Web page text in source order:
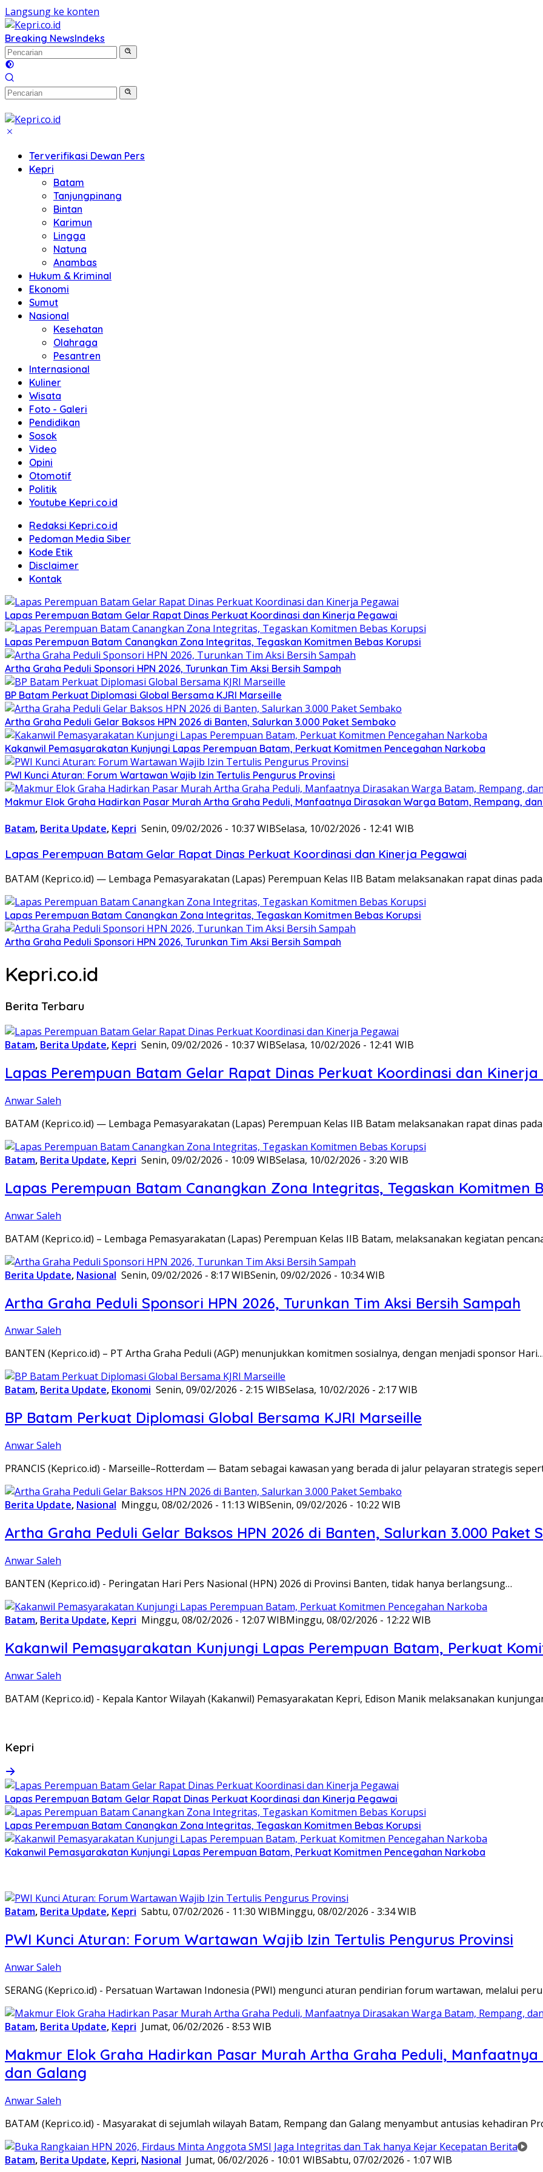
Langsung ke konten
Breaking NewsIndeks
Terverifikasi Dewan Pers
Kepri
Batam
Tanjungpinang
Bintan
Karimun
Lingga
Natuna
Anambas
Hukum & Kriminal
Ekonomi
Sumut
Nasional
Kesehatan
Olahraga
Pesantren
Internasional
Kuliner
Wisata
Foto - Galeri
Pendidikan
Sosok
Video
Opini
Otomotif
Politik
Youtube Kepri.co.id
Redaksi Kepri.co.id
Pedoman Media Siber
Kode Etik
Disclaimer
Kontak
Lapas Perempuan Batam Gelar Rapat Dinas Perkuat Koordinasi dan Kinerja Pegawai
Lapas Perempuan Batam Canangkan Zona Integritas, Tegaskan Komitmen Bebas Korupsi
Artha Graha Peduli Sponsori HPN 2026, Turunkan Tim Aksi Bersih Sampah
BP Batam Perkuat Diplomasi Global Bersama KJRI Marseille
Artha Graha Peduli Gelar Baksos HPN 2026 di Banten, Salurkan 3.000 Paket Sembako
Kakanwil Pemasyarakatan Kunjungi Lapas Perempuan Batam, Perkuat Komitmen Pencegahan Narkoba
PWI Kunci Aturan: Forum Wartawan Wajib Izin Tertulis Pengurus Provinsi
Makmur Elok Graha Hadirkan Pasar Murah Artha Graha Peduli, Manfaatnya Dirasakan Warga Batam, Rempang,
Batam, Berita Update, Kepri Senin, 09/02/2026 - 10:37 WIBSelasa, 10/02/2026 - 12:41 WIB
Lapas Perempuan Batam Gelar Rapat Dinas Perkuat Koordinasi dan Kinerja Pegawai
BATAM (Kepri.co.id) — Lembaga Pemasyarakatan (Lapas) Perempuan Kelas IIB Batam melaksanakan rapat dinas
Lapas Perempuan Batam Canangkan Zona Integritas, Tegaskan Komitmen Bebas Korupsi
Artha Graha Peduli Sponsori HPN 2026, Turunkan Tim Aksi Bersih Sampah
Kepri.co.id
Berita Terbaru
Batam, Berita Update, Kepri Senin, 09/02/2026 - 10:37 WIBSelasa, 10/02/2026 - 12:41 WIB
Lapas Perempuan Batam Gelar Rapat Dinas Perkuat Koordinasi dan Kinerja
Anwar Saleh
BATAM (Kepri.co.id) — Lembaga Pemasyarakatan (Lapas) Perempuan Kelas IIB Batam melaksanakan rapat dinas
Batam, Berita Update, Kepri Senin, 09/02/2026 - 10:09 WIBSelasa, 10/02/2026 - 3:20 WIB
Lapas Perempuan Batam Canangkan Zona Integritas, Tegaskan Komitmen
Anwar Saleh
BATAM (Kepri.co.id) – Lembaga Pemasyarakatan (Lapas) Perempuan Kelas IIB Batam, melaksanakan kegiatan
Berita Update, Nasional Senin, 09/02/2026 - 8:17 WIBSenin, 09/02/2026 - 10:34 WIB
Artha Graha Peduli Sponsori HPN 2026, Turunkan Tim Aksi Bersih Sampah
Anwar Saleh
BANTEN (Kepri.co.id) – PT Artha Graha Peduli (AGP) menunjukkan komitmen sosialnya, dengan menjadi sponsor Hari…
Batam, Berita Update, Ekonomi Senin, 09/02/2026 - 2:15 WIBSelasa, 10/02/2026 - 2:17 WIB
BP Batam Perkuat Diplomasi Global Bersama KJRI Marseille
Anwar Saleh
PRANCIS (Kepri.co.id) - Marseille–Rotterdam — Batam sebagai kawasan yang berada di jalur pelayaran strategis
Berita Update, Nasional Minggu, 08/02/2026 - 11:13 WIBSenin, 09/02/2026 - 10:22 WIB
Artha Graha Peduli Gelar Baksos HPN 2026 di Banten, Salurkan 3.000 Paket
Anwar Saleh
BANTEN (Kepri.co.id) - Peringatan Hari Pers Nasional (HPN) 2026 di Provinsi Banten, tidak hanya berlangsung…
Batam, Berita Update, Kepri Minggu, 08/02/2026 - 12:07 WIBMinggu, 08/02/2026 - 12:22 WIB
Kakanwil Pemasyarakatan Kunjungi Lapas Perempuan Batam, Perkuat
Anwar Saleh
BATAM (Kepri.co.id) - Kepala Kantor Wilayah (Kakanwil) Pemasyarakatan Kepri, Edison Manik melaksanakan
Kepri
Lapas Perempuan Batam Gelar Rapat Dinas Perkuat Koordinasi dan Kinerja Pegawai
Lapas Perempuan Batam Canangkan Zona Integritas, Tegaskan Komitmen Bebas Korupsi
Kakanwil Pemasyarakatan Kunjungi Lapas Perempuan Batam, Perkuat Komitmen Pencegahan Narkoba
Batam, Berita Update, Kepri Sabtu, 07/02/2026 - 11:30 WIBMinggu, 08/02/2026 - 3:34 WIB
PWI Kunci Aturan: Forum Wartawan Wajib Izin Tertulis Pengurus Provinsi
Anwar Saleh
SERANG (Kepri.co.id) - Persatuan Wartawan Indonesia (PWI) mengunci aturan pendirian forum wartawan, melalui
Batam, Berita Update, Kepri Jumat, 06/02/2026 - 8:53 WIB
Makmur Elok Graha Hadirkan Pasar Murah Artha Graha Peduli,
dan Galang
Anwar Saleh
BATAM (Kepri.co.id) - Masyarakat di sejumlah wilayah Batam, Rempang dan Galang menyambut antusias kehadiran
Batam, Berita Update, Kepri, Nasional Jumat, 06/02/2026 - 10:01 WIBSabtu, 07/02/2026 - 1:07 WIB